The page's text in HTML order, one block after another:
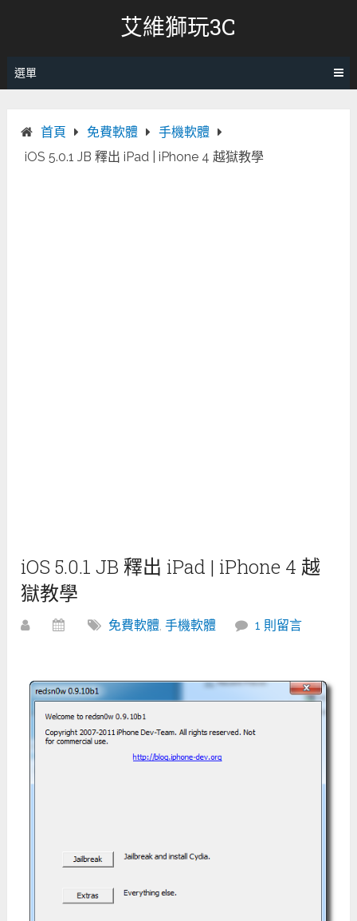
艾維獅玩3C
選單
首頁 免費軟體
手機軟體
iOS 5.0.1 JB 釋出 iPad | iPhone 4 越獄教學
iOS 5.0.1 JB 釋出 iPad | iPhone 4 越
獄教學
免費軟體,手機軟體 1 則留言